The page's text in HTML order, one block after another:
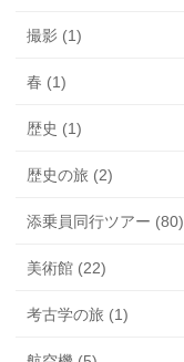
撮影 (1)
春 (1)
歴史 (1)
歴史の旅 (2)
添乗員同行ツアー (80)
美術館 (22)
考古学の旅 (1)